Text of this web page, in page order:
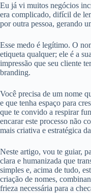
Eu já vi muitos negócios
era complicado, difícil de
por outra pessoa, gerando
Esse medo é legítimo. O
etiqueta qualquer; ele é a
impressão que seu cliente
branding.
Você precisa de um nome
e que tenha espaço para
que te convido a respirar
encarar este processo não
mais criativa e estratégica
Neste artigo, vou te guiar,
clara e humanizada que
simples e, acima de tudo,
criação de nomes,
frieza necessária para a